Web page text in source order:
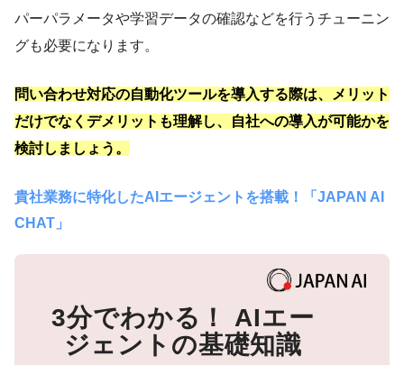
パーパラメータや学習データの確認などを行うチューニン
グも必要になります。
問い合わせ対応の自動化ツールを導入する際は、メリット
だけでなくデメリットも理解し、自社への導入が可能かを
検討しましょう。
貴社業務に特化したAIエージェントを搭載！「JAPAN AI
CHAT」
3分でわかる！
AIエー
ジェントの基礎知識